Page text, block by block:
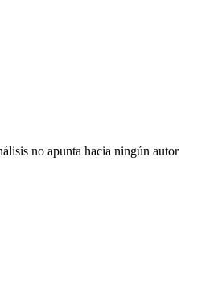
no apunta hacia ningún autor